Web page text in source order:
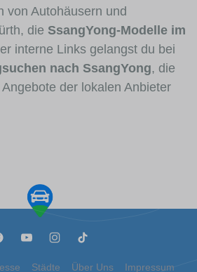
von Autohäusern und
die SsangYong-Modelle im
interne Links gelangst du bei
nach SsangYong, die
der lokalen Anbieter
Städte Über Uns Impressum